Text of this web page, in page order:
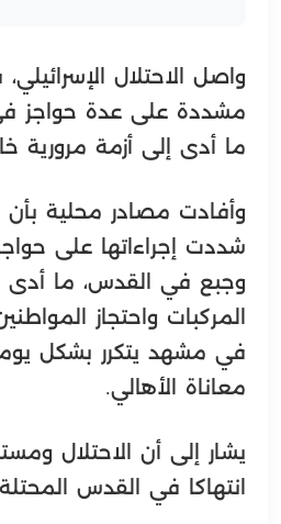
واصل الاحتلال
مشددة على عدة حواجز
ما أدى إلى أزمة مرورية
وأفادت مصادر محلية بأن
شددت إجراءاتها على
وجبع في القدس، ما أدى
المركبات واحتجاز
في مشهد يتكرر بشكل
معاناة الأهالي.
انتهاكا في القدس